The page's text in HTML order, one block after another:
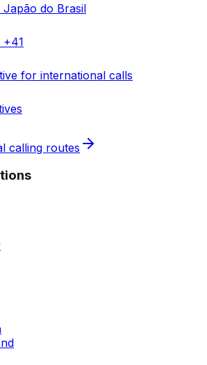
do Brasil
+41
for international calls
calling routes